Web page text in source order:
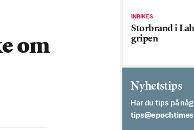
om
INRIKES
Storbrand i
gripen
Nyhetstips
Har du tips på